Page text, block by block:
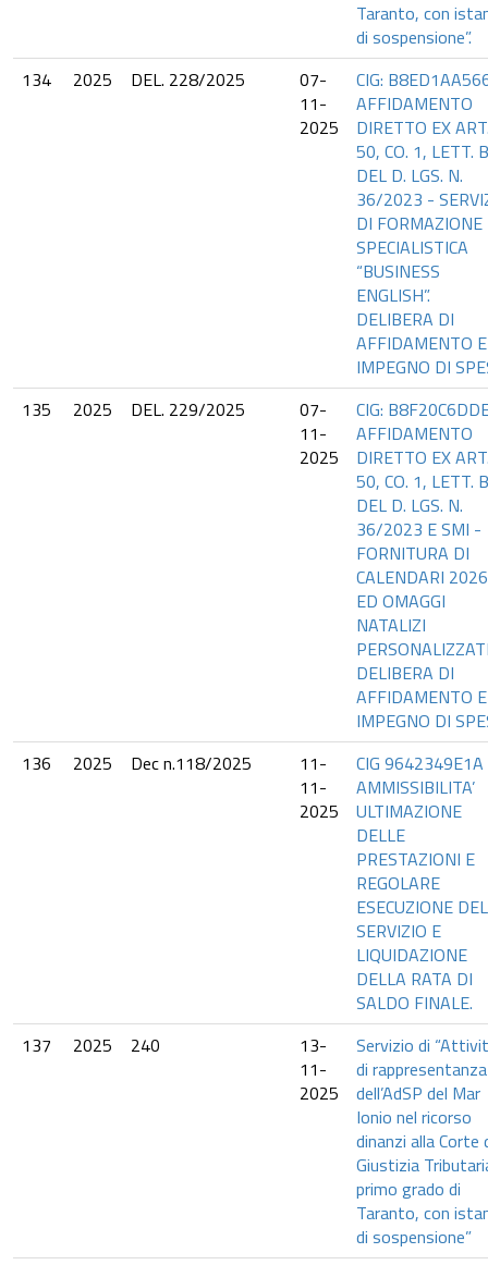
Taranto, con
di sospensione”.
134
2025 DEL. 228/2025
07-
11-
2025
CIG:
AFFIDAMENTO
DIRETTO EX
50, CO. 1, LETT.
DEL D. LGS. N.
36/2023 -
DI FORMAZIONE
SPECIALISTICA
“BUSINESS
ENGLISH”.
DELIBERA DI
AFFIDAMENTO E
IMPEGNO DI
135
2025 DEL. 229/2025
07-
11-
2025
CIG:
AFFIDAMENTO
DIRETTO EX
50, CO. 1, LETT.
DEL D. LGS. N.
36/2023 E SMI -
FORNITURA DI
CALENDARI 2026
ED OMAGGI
NATALIZI
DELIBERA DI
AFFIDAMENTO E
IMPEGNO DI
136
2025 Dec n.118/2025
11-
11-
2025
CIG
AMMISSIBILITA’
ULTIMAZIONE
DELLE
PRESTAZIONI E
REGOLARE
ESECUZIONE DEL
SERVIZIO E
LIQUIDAZIONE
DELLA RATA DI
SALDO FINALE.
137
2025 240
13-
11-
2025
Servizio di
di rappresentanza
dell’AdSP del Mar
Ionio nel ricorso
dinanzi alla Corte
Giustizia
primo grado di
Taranto, con
di sospensione”